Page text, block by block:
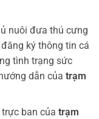
nuôi đưa thú cưng
ký thông tin cá
tình trạng sức
dẫn của trạm
ban của trạm